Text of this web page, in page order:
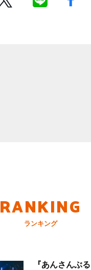
RANKING
ランキング
『あんさんぶ